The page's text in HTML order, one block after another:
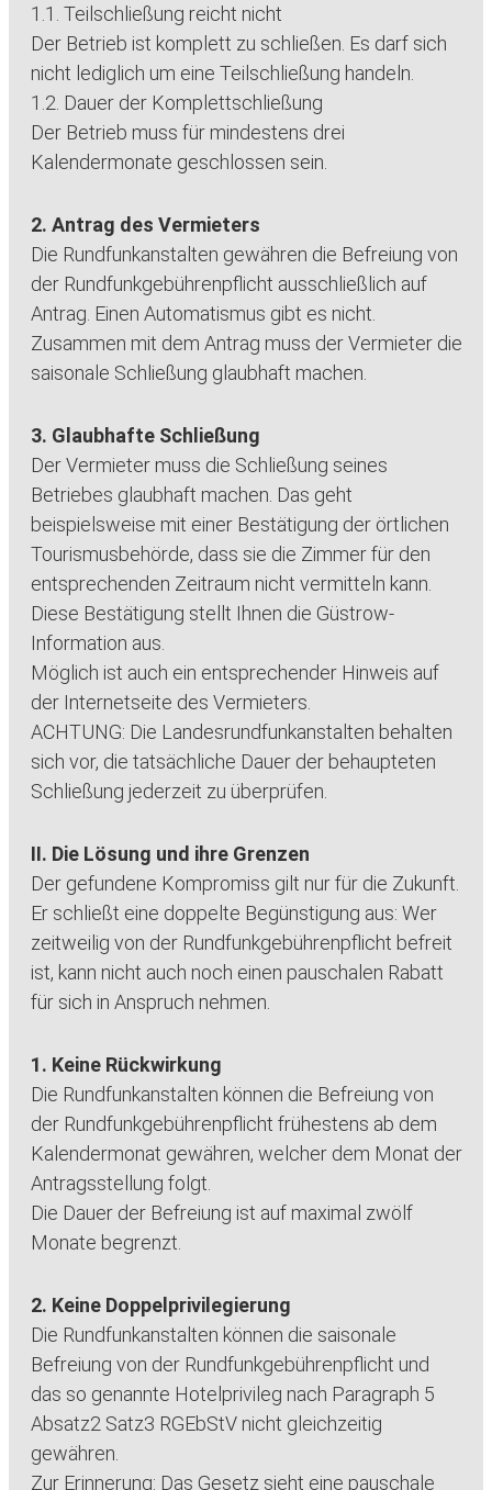
1.1. Teilschließung reicht nicht
Der Betrieb ist komplett zu schließen. Es darf sich
nicht lediglich um eine Teilschließung handeln.
1.2. Dauer der Komplettschließung
Der Betrieb muss für mindestens drei
Kalendermonate geschlossen sein.
2. Antrag des Vermieters
Die Rundfunkanstalten gewähren die Befreiung von
der Rundfunkgebührenpflicht ausschließlich auf
Antrag. Einen Automatismus gibt es nicht.
Zusammen mit dem Antrag muss der Vermieter die
saisonale Schließung glaubhaft machen.
3. Glaubhafte Schließung
Der Vermieter muss die Schließung seines
Betriebes glaubhaft machen. Das geht
beispielsweise mit einer Bestätigung der örtlichen
Tourismusbehörde, dass sie die Zimmer für den
entsprechenden Zeitraum nicht vermitteln kann.
Diese Bestätigung stellt Ihnen die Güstrow-
Information aus.
Möglich ist auch ein entsprechender Hinweis auf
der Internetseite des Vermieters.
ACHTUNG: Die Landesrundfunkanstalten behalten
sich vor, die tatsächliche Dauer der behaupteten
Schließung jederzeit zu überprüfen.
II. Die Lösung und ihre Grenzen
Der gefundene Kompromiss gilt nur für die Zukunft.
Er schließt eine doppelte Begünstigung aus: Wer
zeitweilig von der Rundfunkgebührenpflicht befreit
ist, kann nicht auch noch einen pauschalen Rabatt
für sich in Anspruch nehmen.
1. Keine Rückwirkung
Die Rundfunkanstalten können die Befreiung von
der Rundfunkgebührenpflicht frühestens ab dem
Kalendermonat gewähren, welcher dem Monat der
Antragsstellung folgt.
Die Dauer der Befreiung ist auf maximal zwölf
Monate begrenzt.
2. Keine Doppelprivilegierung
Die Rundfunkanstalten können die saisonale
Befreiung von der Rundfunkgebührenpflicht und
das so genannte Hotelprivileg nach Paragraph 5
Absatz2 Satz3 RGEbStV nicht gleichzeitig
gewähren.
Zur Erinnerung: Das Gesetz sieht eine pauschale